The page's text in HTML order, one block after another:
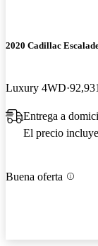
2020 Cadillac
Luxury 4WD
Entrega a
El precio
Buena oferta